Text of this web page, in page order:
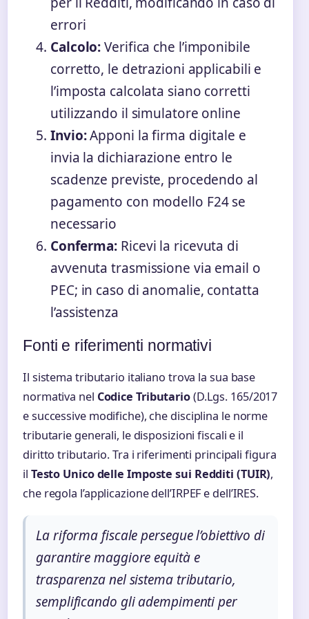
errori
Calcolo:Verifica che l’imponibile
corretto, le detrazioni applicabili e
l’imposta calcolata siano corretti
utilizzando il simulatore online
Invio:Apponi la firma digitale e
invia la dichiarazione entro le
scadenze previste, procedendo al
pagamento con modello F24 se
necessario
Conferma: Ricevi la ricevuta di
avvenuta trasmissione via email o
PEC; in caso di anomalie, contatta
l’assistenza
Fonti e riferimenti normativi
Il sistema tributario italiano trova la sua base
normativa nel Codice Tributario(D.Lgs. 165/2017
e successive modifiche), che disciplina le norme
tributarie generali, le disposizioni fiscali e il
diritto tributario. Tra i riferimenti principali figura
il Testo Unico delle Imposte sui Redditi (TUIR),
che regola l’applicazione dell’IRPEF e dell’IRES.
La riforma fiscale persegue l’obiettivo di
garantire maggiore equità e
trasparenza nel sistema tributario,
semplificando gli adempimenti per